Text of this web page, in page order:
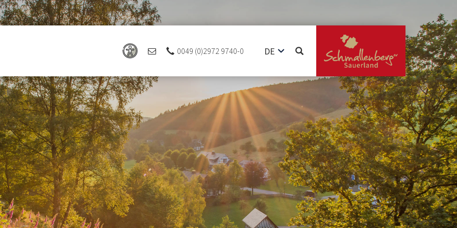
0049 (0)2972 9740-0
DE
NL